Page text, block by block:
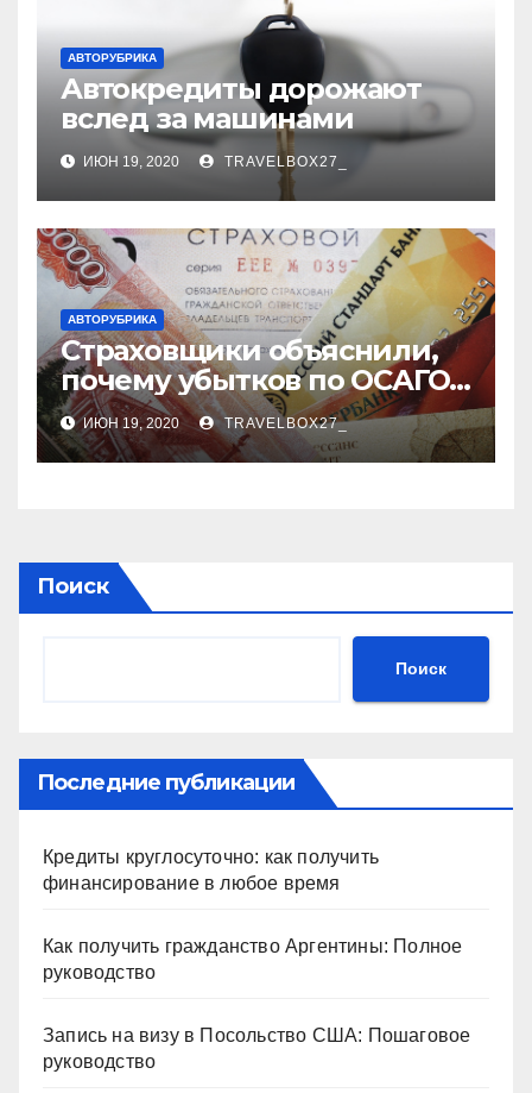
АВТОРУБРИКА
Автокредиты дорожают
вслед за машинами
ИЮН 19, 2020 TRAVELBOX27_
АВТОРУБРИКА
Страховщики объяснили,
почему убытков по ОСАГО
стало меньше
ИЮН 19, 2020 TRAVELBOX27_
Поиск
Поиск
Последние публикации
Кредиты круглосуточно: как получить
финансирование в любое время
Как получить гражданство Аргентины: Полное
руководство
Запись на визу в Посольство США: Пошаговое
руководство